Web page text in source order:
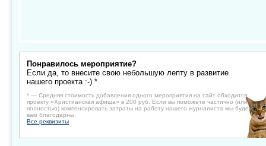
Понравилось мероприятие?
Если да, то внесите свою небольшую лепту в развитие
нашего проекта :-) *
* — Средняя стоимость добавления одного мероприятия на сайт обходится
проекту «Христианская афиша» в 200 руб. Если вы поможете частично (или
полностью) компенсировать затраты на работу нашего журналиста мы будем
вам благодарны.
Все реквизиты